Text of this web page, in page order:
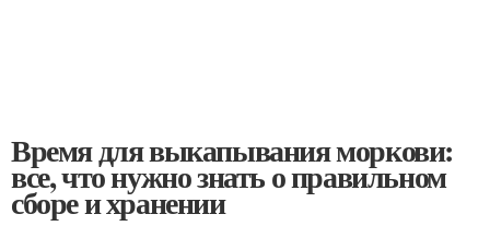
Время для выкапывания моркови:
все, что нужно знать о правильном
сборе и хранении